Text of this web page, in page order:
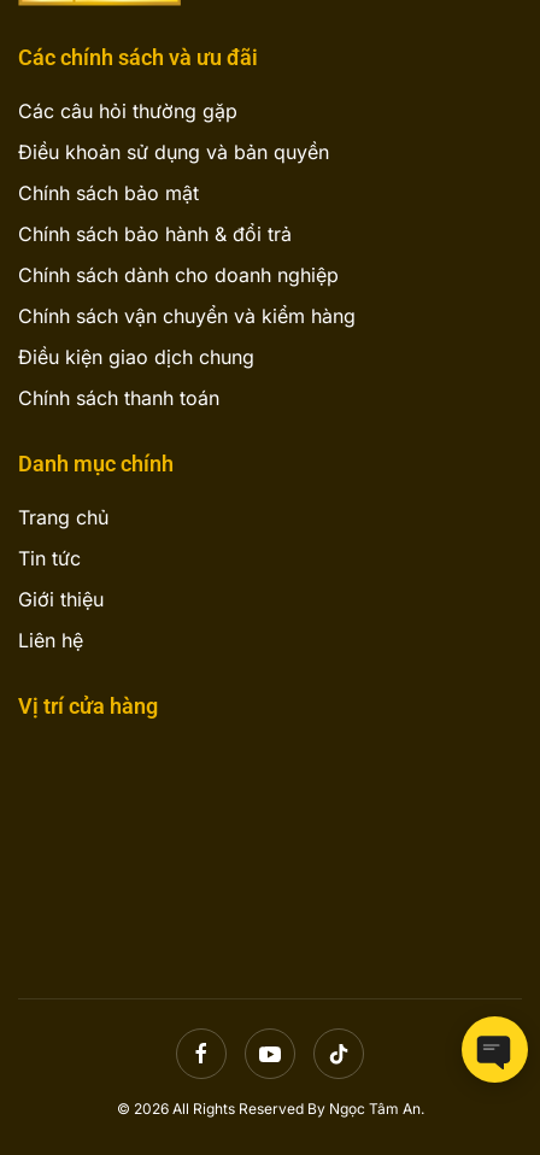
Các chính sách và ưu đãi
Các câu hỏi thường gặp
Điều khoản sử dụng và bản quyền
Chính sách bảo mật
Chính sách bảo hành & đổi trả
Chính sách dành cho doanh nghiệp
Chính sách vận chuyển và kiểm hàng
Điều kiện giao dịch chung
Chính sách thanh toán
Danh mục chính
Trang chủ
Tin tức
Giới thiệu
Liên hệ
Vị trí cửa hàng
© 2026 All Rights Reserved By Ngọc Tâm An.